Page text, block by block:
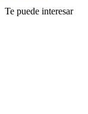
Te puede interesar